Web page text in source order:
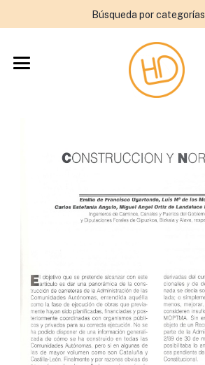
Búsqueda por categorías